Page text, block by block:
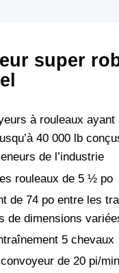
super
à rouleaux ayant
40 000 lb
de l’industrie
rouleaux de 5 ½ po
de 74 po entre les
de dimensions
5 chevaux
de 20 pi/min